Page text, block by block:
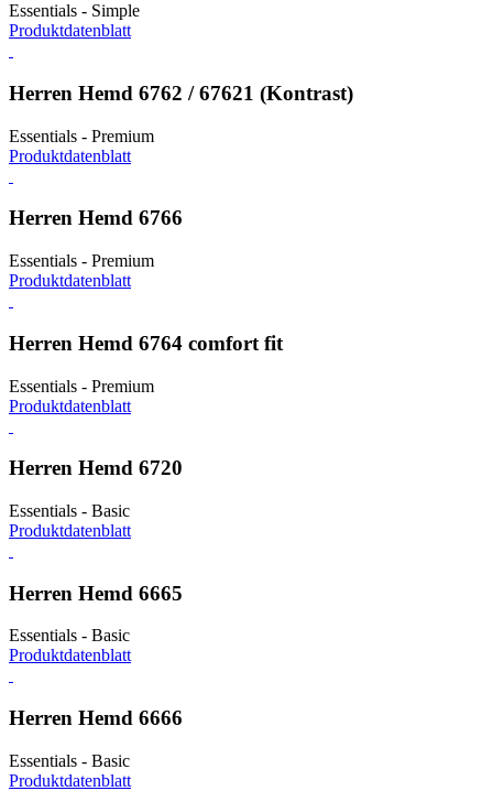
Essentials - Simple
Produktdatenblatt
Herren Hemd 6762 / 67621 (Kontrast)
Essentials - Premium
Produktdatenblatt
Herren Hemd 6766
Essentials - Premium
Produktdatenblatt
Herren Hemd 6764 comfort fit
Essentials - Premium
Produktdatenblatt
Herren Hemd 6720
Essentials - Basic
Produktdatenblatt
Herren Hemd 6665
Essentials - Basic
Produktdatenblatt
Herren Hemd 6666
Essentials - Basic
Produktdatenblatt